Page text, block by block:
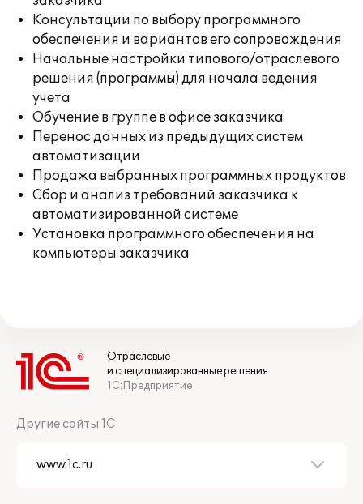
Консультации по выбору программного
обеспечения и вариантов его сопровождения
Начальные настройки типового/отраслевого
решения (программы) для начала ведения
учета
Обучение в группе в офисе заказчика
Перенос данных из предыдущих систем
автоматизации
Продажа выбранных программных продуктов
Сбор и анализ требований заказчика к
автоматизированной системе
Установка программного обеспечения на
компьютеры заказчика
Отраслевые
и специализированные решения
1С:Предприятие
Другие сайты 1С